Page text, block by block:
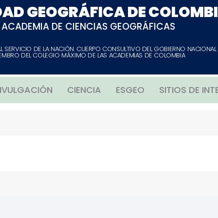
GEOGRÁFICA DE
ACADEMIA DE CIENCIAS GEOGRÁFICAS
SERVICIO DE LA NACIÓN. CUERPO CONSULTIVO DEL GOBIERNO NACIONAL
DEL COLEGIO MÁXIMO DE LAS ACADEMIAS DE COLOMBIA
CIENCIA ESGEO SITIOS DE